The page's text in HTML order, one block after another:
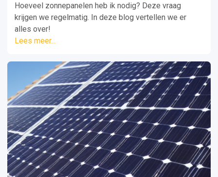
Hoeveel zonnepanelen heb ik nodig? Deze vraag
krijgen we regelmatig. In deze blog vertellen we er
alles over!
Lees meer...